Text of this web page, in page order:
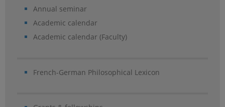
Annual seminar
Academic calendar
Academic calendar (Faculty)
French-German Philosophical Lexicon